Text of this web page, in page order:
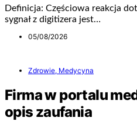
Definicja: Częściowa reakcja
sygnał z digitizera jest…
05/08/2026
Zdrowie, Medycyna
Firma w portalu
opis zaufania